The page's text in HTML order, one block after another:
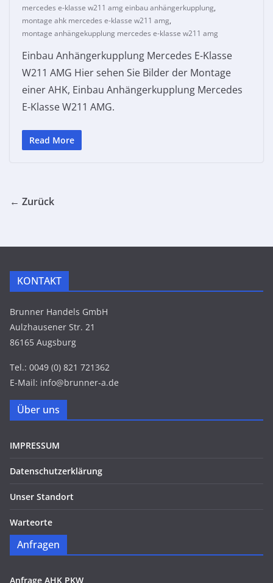
mercedes e-klasse w211 amg einbau anhängerkupplung,
montage ahk mercedes e-klasse w211 amg,
montage anhängekupplung mercedes e-klasse w211 amg
Einbau Anhängerkupplung Mercedes E-Klasse
W211 AMG Hier sehen Sie Bilder der Montage
einer AHK, Einbau Anhängerkupplung Mercedes
E-Klasse W211 AMG.
Read More
← Zurück
KONTAKT
Brunner Handels GmbH
Aulzhausener Str. 21
86165 Augsburg
Tel.: 0049 (0) 821 721362
E-Mail: info@brunner-a.de
Über uns
IMPRESSUM
Datenschutzerklärung
Unser Standort
Warteorte
Anfragen
Anfrage AHK PKW